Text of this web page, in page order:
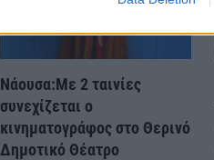
Νάουσα:Με 2 ταινίες
συνεχίζεται ο
κινηματογράφος στο Θερινό
Δημοτικό Θέατρο